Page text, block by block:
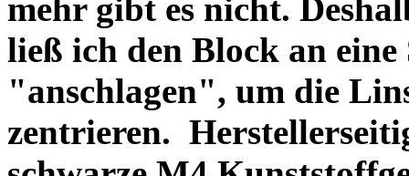
mehr gibt es nicht.
ließ ich den Block an eine
"anschlagen", um die
zentrieren.